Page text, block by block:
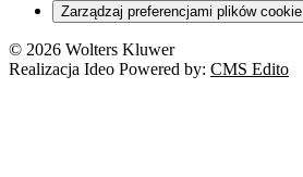
Zarządzaj preferencjami plików cookie
© 2026 Wolters Kluwer
Realizacja Ideo Powered by: CMS Edito